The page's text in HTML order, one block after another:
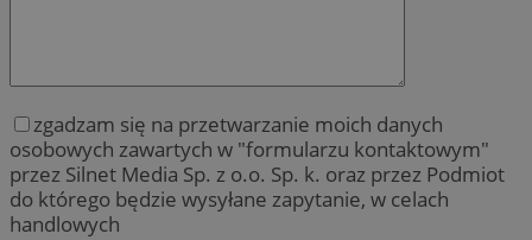
zgadzam się na przetwarzanie moich danych
osobowych zawartych w "formularzu kontaktowym"
przez Silnet Media Sp. z o.o. Sp. k. oraz przez Podmiot
do którego będzie wysyłane zapytanie, w celach
handlowych